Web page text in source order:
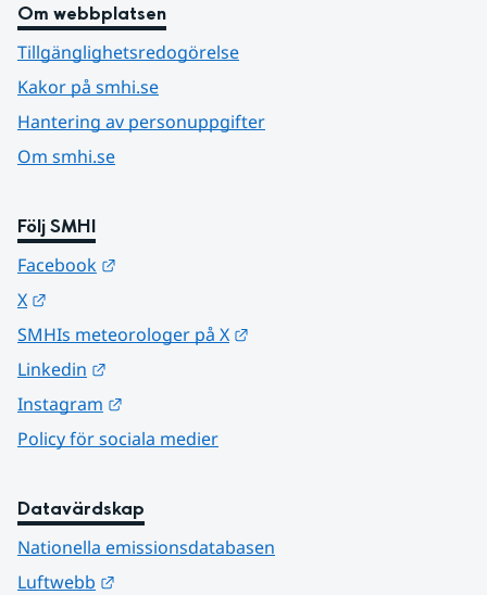
Om webbplatsen
Tillgänglighetsredogörelse
Kakor på smhi.se
Hantering av personuppgifter
Om smhi.se
Följ SMHI
Facebook
X
SMHIs meteorologer på X
Linkedin
Instagram
Policy för sociala medier
Datavärdskap
Nationella emissionsdatabasen
Luftwebb